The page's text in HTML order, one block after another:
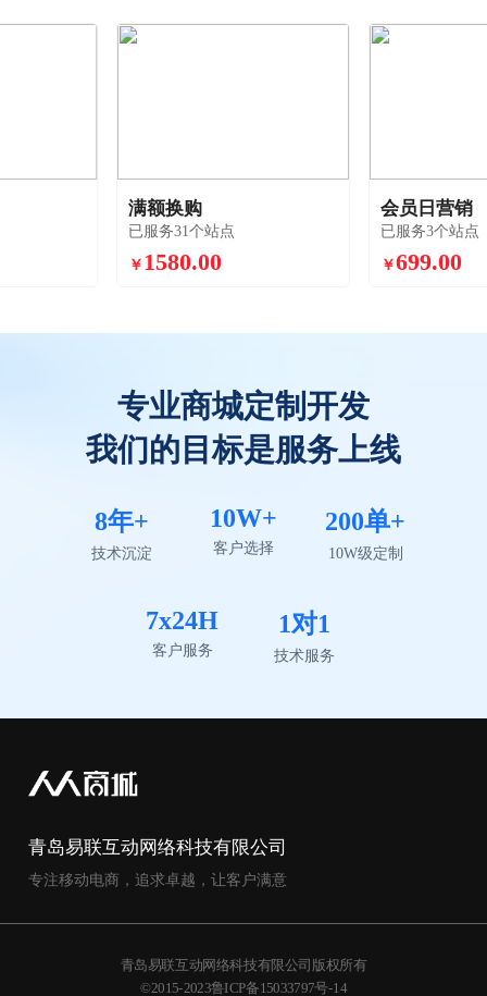
满额换购
已服务31个站点
￥1580.00
会员日营销
已服务3个站点
￥699.00
专业商城定制开发
我们的目标是服务上线
8年+
技术沉淀
10W+
客户选择
200单+
10W级定制
7x24H
客户服务
1对1
技术服务
青岛易联互动网络科技有限公司
专注移动电商，追求卓越，让客户满意
青岛易联互动网络科技有限公司版权所有
©2015-2023鲁ICP备15033797号-14